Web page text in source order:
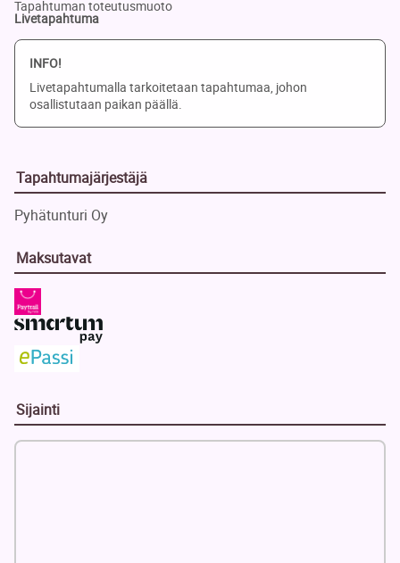
Tapahtuman toteutusmuoto
Livetapahtuma
INFO!
Livetapahtumalla tarkoitetaan tapahtumaa, johon
osallistutaan paikan päällä.
Tapahtumajärjestäjä
Pyhätunturi Oy
Maksutavat
Sijainti